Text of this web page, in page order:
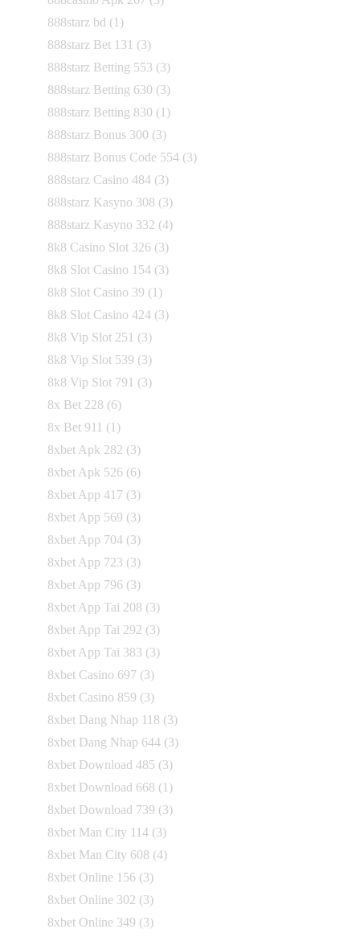
888starz bd (1)
888starz Bet 131 (3)
888starz Betting 553 (3)
888starz Betting 630 (3)
888starz Betting 830 (1)
888starz Bonus 300 (3)
888starz Bonus Code 554 (3)
888starz Casino 484 (3)
888starz Kasyno 308 (3)
888starz Kasyno 332 (4)
8k8 Casino Slot 326 (3)
8k8 Slot Casino 154 (3)
8k8 Slot Casino 39 (1)
8k8 Slot Casino 424 (3)
8k8 Vip Slot 251 (3)
8k8 Vip Slot 539 (3)
8k8 Vip Slot 791 (3)
8x Bet 228 (6)
8x Bet 911 (1)
8xbet Apk 282 (3)
8xbet Apk 526 (6)
8xbet App 417 (3)
8xbet App 569 (3)
8xbet App 704 (3)
8xbet App 723 (3)
8xbet App 796 (3)
8xbet App Tai 208 (3)
8xbet App Tai 292 (3)
8xbet App Tai 383 (3)
8xbet Casino 697 (3)
8xbet Casino 859 (3)
8xbet Dang Nhap 118 (3)
8xbet Dang Nhap 644 (3)
8xbet Download 485 (3)
8xbet Download 668 (1)
8xbet Download 739 (3)
8xbet Man City 114 (3)
8xbet Man City 608 (4)
8xbet Online 156 (3)
8xbet Online 302 (3)
8xbet Online 349 (3)